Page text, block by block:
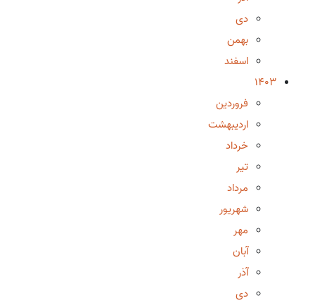
دی
بهمن
اسفند
1403
فروردین
اردیبهشت
خرداد
تیر
مرداد
شهریور
مهر
آبان
آذر
دی